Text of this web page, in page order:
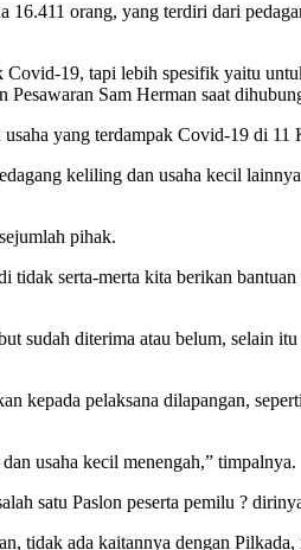
orang, yang terdiri dari
19, tapi lebih spesifik yaitu
Sam Herman saat
yang terdampak Covid-19 di 11
keliling dan usaha kecil
pihak.
serta-merta kita berikan
sudah diterima atau belum, selain
kepada pelaksana dilapangan,
usaha kecil menengah,” timpalnya.
satu Paslon peserta pemilu ?
tidak ada kaitannya dengan